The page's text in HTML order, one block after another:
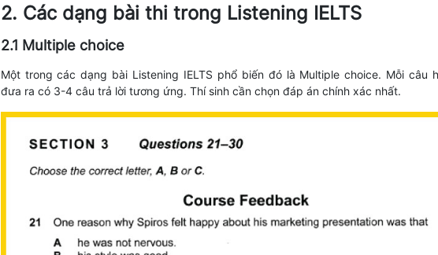
2. Các dạng bài thi trong Listening IELTS
2.1 Multiple choice
Một trong các dạng bài Listening IELTS phổ biến đó là Multiple choice. Mỗi câu
đưa ra có 3-4 câu trả lời tương ứng. Thí sinh cần chọn đáp án chính xác nhất.